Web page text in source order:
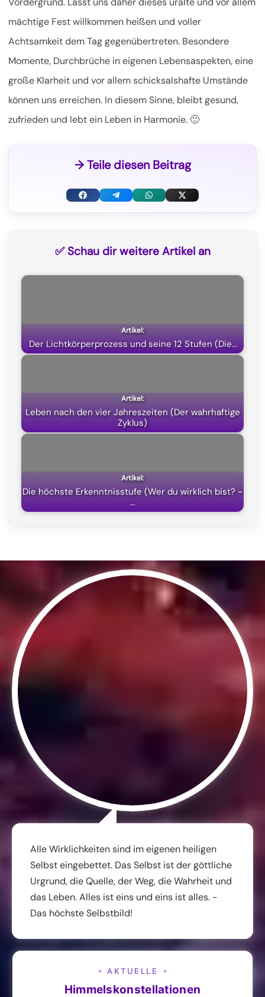
mächtige Fest willkommen heißen und voller
Achtsamkeit dem Tag gegenübertreten. Besondere
Momente, Durchbrüche in eigenen Lebensaspekten, eine
große Klarheit und vor allem schicksalshafte Umstände
können uns erreichen. In diesem Sinne, bleibt gesund,
zufrieden und lebt ein Leben in Harmonie. 🙂
→ Teile diesen Beitrag
F
o
k
T
a
m
W
p
p
X
T
t
e
✅ Schau dir weitere Artikel an
Der Lichtkörperprozess und seine 12 Stufen (Die…
Leben nach den vier Jahreszeiten (Der wahrhaftige
Zyklus)
Die höchste Erkenntnisstufe (Wer du wirklich bist? -
…
Alle Wirklichkeiten sind im eigenen heiligen
Selbst eingebettet. Das Selbst ist der göttliche
Urgrund, die Quelle, der Weg, die Wahrheit und
das Leben. Alles ist eins und eins ist alles. -
Das höchste Selbstbild!
✦ AKTUELLE ✦
Himmelskonstellationen